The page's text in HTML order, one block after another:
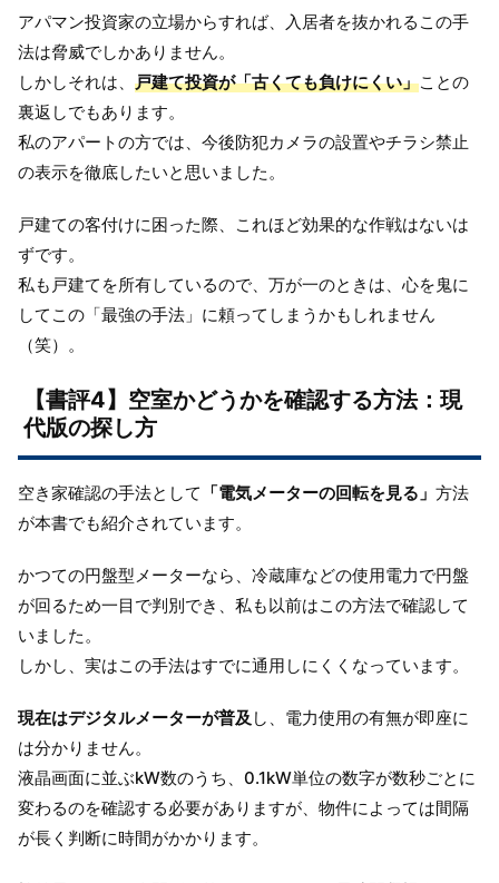
アパマン投資家の立場からすれば、入居者を抜かれるこの手
法は脅威でしかありません。
しかしそれは、 戸建て投資が「古くても負けにくい」ことの
裏返しでもあります。
私のアパートの方では、今後防犯カメラの設置やチラシ禁止
の表示を徹底したいと思いました。
戸建ての客付けに困った際、これほど効果的な作戦はないは
ずです。
私も戸建てを所有しているので、万が一のときは、心を鬼に
してこの「最強の手法」に頼ってしまうかもしれません
（笑）。
【書評4】空室かどうかを確認する方法：現
代版の探し方
空き家確認の手法として 「電気メーターの回転を見る」 方法
が本書でも紹介されています。
かつての円盤型メーターなら、冷蔵庫などの使用電力で円盤
が回るため一目で判別でき、私も以前はこの方法で確認して
いました。
しかし、実はこの手法はすでに通用しにくくなっています。
現在はデジタルメーターが普及 し、電力使用の有無が即座に
は分かりません。
液晶画面に並ぶkW数のうち、0.1kW単位の数字が数秒ごとに
変わるのを確認する必要がありますが、物件によっては間隔
が長く判断に時間がかかります。